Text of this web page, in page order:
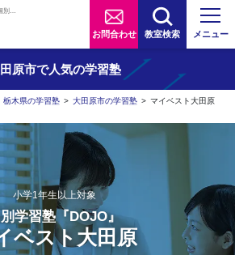
お問合わせ 教室検索 メニュー
原市で人気の学習塾
栃木県の学習塾 > 大田原市の学習塾 > マイベスト大田原
小学1年生以上対象
学習塾『DOJO』
ベスト大田原